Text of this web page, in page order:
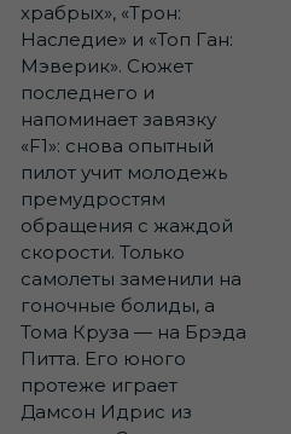
храбрых», «Трон:
Наследие» и «Топ Ган:
Мэверик». Сюжет
последнего и
напоминает завязку
«F1»: снова опытный
пилот учит молодежь
премудростям
обращения с жаждой
скорости. Только
самолеты заменили на
гоночные болиды, а
Тома Круза — на Брэда
Питта. Его юного
протеже играет
Дамсон Идрис из